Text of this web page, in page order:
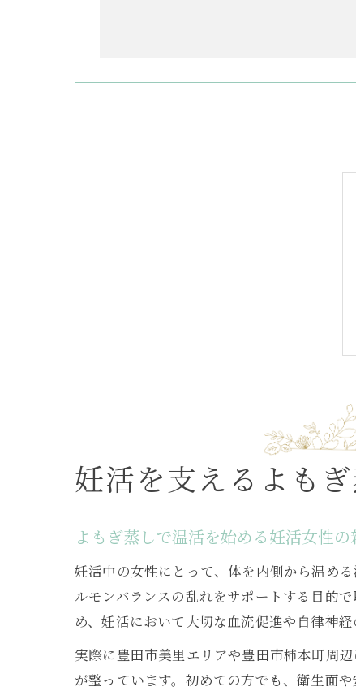
妊活を支えるよも
よもぎ蒸しで温活を始める妊活女性の
妊活中の女性にとって、体を内側から温め
ルモンバランスの乱れをサポートする目的
め、妊活において大切な血流促進や自律神経
実際に豊田市美里エリアや豊田市柿本町周
が整っています。初めての方でも、衛生面